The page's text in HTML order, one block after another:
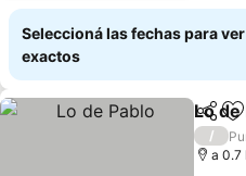
Seleccioná las fechas para
exactos
Lo de
/
a 0.7